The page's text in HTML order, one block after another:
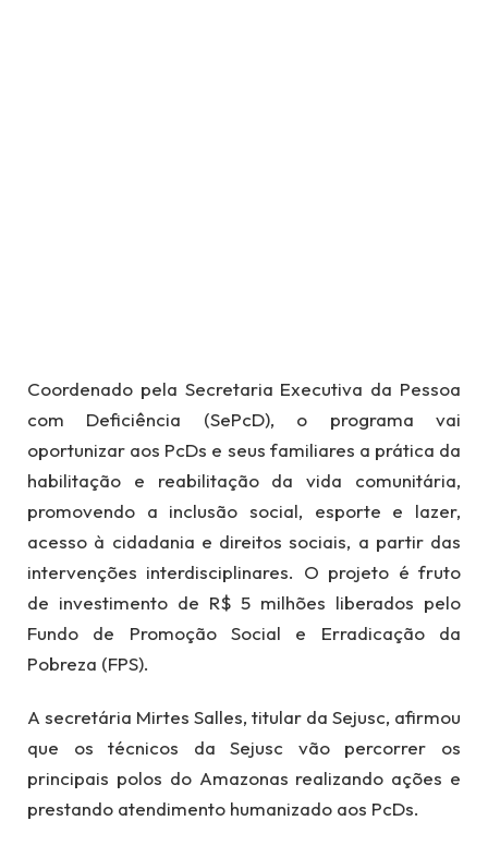
Coordenado pela Secretaria Executiva da Pessoa
com Deficiência (SePcD), o programa vai
oportunizar aos PcDs e seus familiares a prática da
habilitação e reabilitação da vida comunitária,
promovendo a inclusão social, esporte e lazer,
acesso à cidadania e direitos sociais, a partir das
intervenções interdisciplinares. O projeto é fruto
de investimento de R$ 5 milhões liberados pelo
Fundo de Promoção Social e Erradicação da
Pobreza (FPS).
A secretária Mirtes Salles, titular da Sejusc, afirmou
que os técnicos da Sejusc vão percorrer os
principais polos do Amazonas realizando ações e
prestando atendimento humanizado aos PcDs.